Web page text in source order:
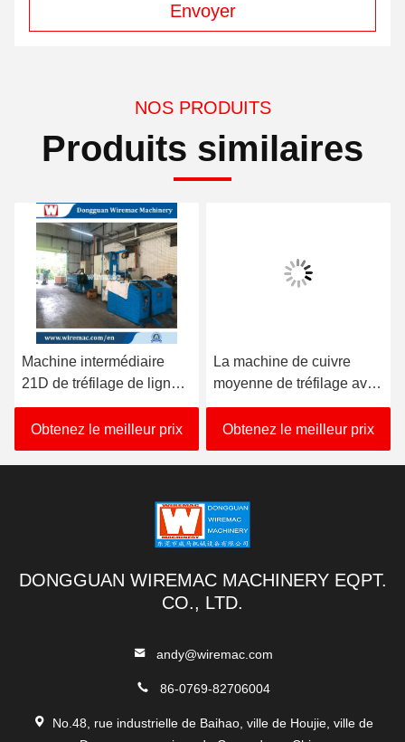
Envoyer
NOS PRODUITS
Produits similaires
Machine intermédiaire
21D de tréfilage de ligne
droite avec la bobine
simple
Obtenez le meilleur prix
La machine de cuivre
moyenne de tréfilage avec
la bobine simple de
630mm prennent
Obtenez le meilleur prix
DONGGUAN WIREMAC MACHINERY EQPT.
CO., LTD.
andy@wiremac.com
86-0769-82706004
No.48, rue industrielle de Baihao, ville de Houjie, ville de